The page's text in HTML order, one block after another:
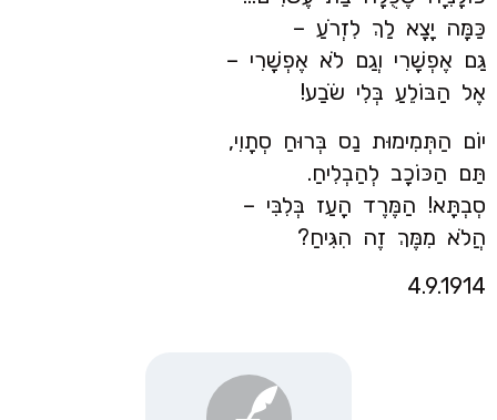
כַּמָּה יָצָא לַךְ לִזְרֹעַ –
גַּם אֶפְשָׁרִי וְגַם לֹא אֶפְשָׁרִי –
אֶל הַבּוֹלֵעַ בְּלִי שֹׂבַע!
יוֹם הַתְּמִימוּת נַס בְּרוּחַ סְתָוִי,
תַּם הַכּוֹכָב לְהַבְלִיחַ.
סְבְתָּא! הַמֶּרֶד הָעַז בְּלִבִּי –
הֲלֹא מִמֶּךְ זֶה הִגִּיחַ?
4.9.1914